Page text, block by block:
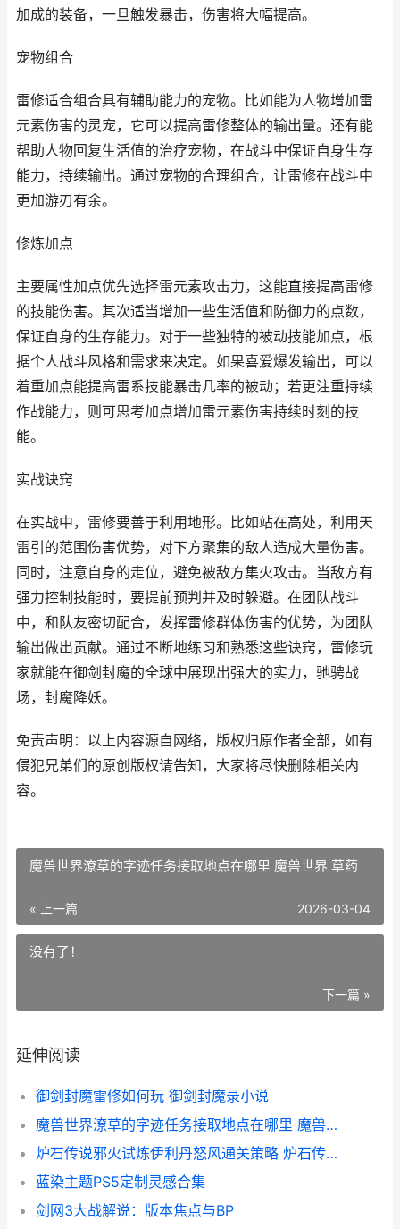
加成的装备，一旦触发暴击，伤害将大幅提高。
宠物组合
雷修适合组合具有辅助能力的宠物。比如能为人物增加雷
元素伤害的灵宠，它可以提高雷修整体的输出量。还有能
帮助人物回复生活值的治疗宠物，在战斗中保证自身生存
能力，持续输出。通过宠物的合理组合，让雷修在战斗中
更加游刃有余。
修炼加点
主要属性加点优先选择雷元素攻击力，这能直接提高雷修
的技能伤害。其次适当增加一些生活值和防御力的点数，
保证自身的生存能力。对于一些独特的被动技能加点，根
据个人战斗风格和需求来决定。如果喜爱爆发输出，可以
着重加点能提高雷系技能暴击几率的被动；若更注重持续
作战能力，则可思考加点增加雷元素伤害持续时刻的技
能。
实战诀窍
在实战中，雷修要善于利用地形。比如站在高处，利用天
雷引的范围伤害优势，对下方聚集的敌人造成大量伤害。
同时，注意自身的走位，避免被敌方集火攻击。当敌方有
强力控制技能时，要提前预判并及时躲避。在团队战斗
中，和队友密切配合，发挥雷修群体伤害的优势，为团队
输出做出贡献。通过不断地练习和熟悉这些诀窍，雷修玩
家就能在御剑封魔的全球中展现出强大的实力，驰骋战
场，封魔降妖。
免责声明：以上内容源自网络，版权归原作者全部，如有
侵犯兄弟们的原创版权请告知，大家将尽快删除相关内
容。
魔兽世界潦草的字迹任务接取地点在哪里 魔兽世界 草药
« 上一篇 2026-03-04
没有了！
下一篇 »
延伸阅读
御剑封魔雷修如何玩 御剑封魔录小说
魔兽世界潦草的字迹任务接取地点在哪里 魔兽世界 草药
炉石传说邪火试炼伊利丹怒风通关策略 炉石传说邪火试炼怎么过
蓝染主题PS5定制灵感合集
剑网3大战解说：版本焦点与BP